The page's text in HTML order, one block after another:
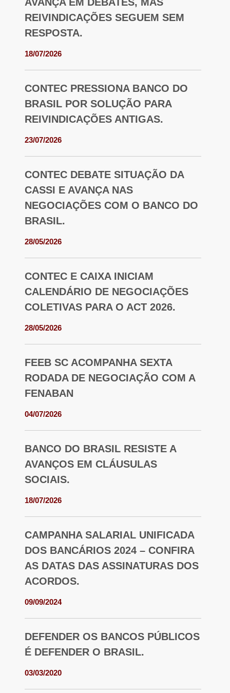
REIVINDICAÇÕES SEGUEM SEM
RESPOSTA.
18/07/2026
CONTEC PRESSIONA BANCO DO
BRASIL POR SOLUÇÃO PARA
REIVINDICAÇÕES ANTIGAS.
23/07/2026
CONTEC DEBATE SITUAÇÃO DA
CASSI E AVANÇA NAS
NEGOCIAÇÕES COM O BANCO DO
BRASIL.
28/05/2026
CONTEC E CAIXA INICIAM
CALENDÁRIO DE NEGOCIAÇÕES
COLETIVAS PARA O ACT 2026.
28/05/2026
FEEB SC ACOMPANHA SEXTA
RODADA DE NEGOCIAÇÃO COM A
FENABAN
04/07/2026
BANCO DO BRASIL RESISTE A
AVANÇOS EM CLÁUSULAS
SOCIAIS.
18/07/2026
CAMPANHA SALARIAL UNIFICADA
DOS BANCÁRIOS 2024 – CONFIRA
AS DATAS DAS ASSINATURAS DOS
ACORDOS.
09/09/2024
DEFENDER OS BANCOS PÚBLICOS
É DEFENDER O BRASIL.
03/03/2020